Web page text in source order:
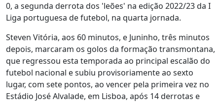
0, a segunda derrota dos 'leões' na edição 2022/23 da I
Liga portuguesa de futebol, na quarta jornada.
Steven Vitória, aos 60 minutos, e Juninho, três minutos
depois, marcaram os golos da formação transmontana,
que regressou esta temporada ao principal escalão do
futebol nacional e subiu provisoriamente ao sexto
lugar, com sete pontos, ao vencer pela primeira vez no
Estádio José Alvalade, em Lisboa, após 14 derrotas e